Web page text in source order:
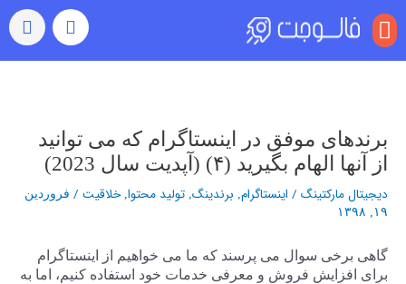
منو
برندهای موفق در اینستاگرام که می توانید
از آنها الهام بگیرید (۴) (آپدیت سال 2023)
دیجیتال مارکتینگ / اینستاگرام برندینگ تولید محتوا ,خلاقیت / فروردین
۱۹, ۱۳۹۸
گاهی برخی سوال می پرسند که ما می خواهیم از اینستاگرام
برای افزایش فروش و معرفی خدمات خود استفاده کنیم، اما به